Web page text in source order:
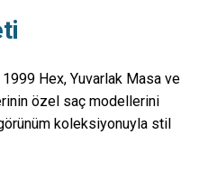
Hex, Yuvarlak Masa ve
özel saç modellerini
koleksiyonuyla stil